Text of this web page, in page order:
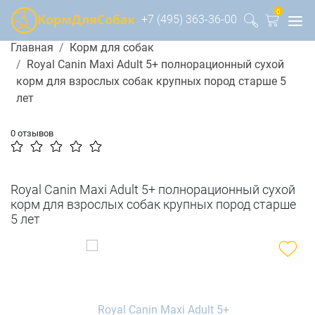
+7 (495) 363-36-00
0
Главная
Корм для собак
Royal Canin Maxi Adult 5+ полнорационный сухой
корм для взрослых собак крупных пород старше 5
лет
0 отзывов
Royal Canin Maxi Adult 5+ полнорационный сухой
корм для взрослых собак крупных пород старше
5 лет